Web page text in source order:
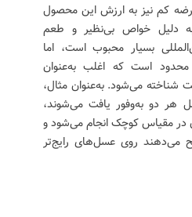
کم نیز به ارزش این محصول
دلیل خواص بی‌نظیر و طعم
بسیار محبوب است، اما
محدود است که اغلب به‌عنوان
می‌شود. به‌عنوان مثال،
هر دو به‌وفور یافت می‌شوند،
در مقیاس کوچک انجام می‌شود و
می‌دهند روی عسل‌های رایج‌تر